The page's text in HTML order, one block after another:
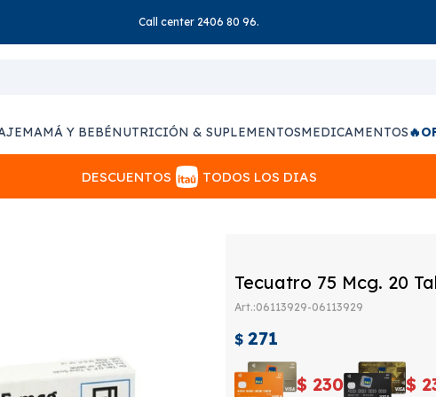
Call center 2406 80 96.
MAMÁ Y BEBÉNUTRICIÓN & SUPLEMENTOSMEDICAMENTOS
DESCUENTOS TODOS LOS DIAS
Tecuatro 75 Mcg. 20
06113929-06113929
$ 271
$ 230 $